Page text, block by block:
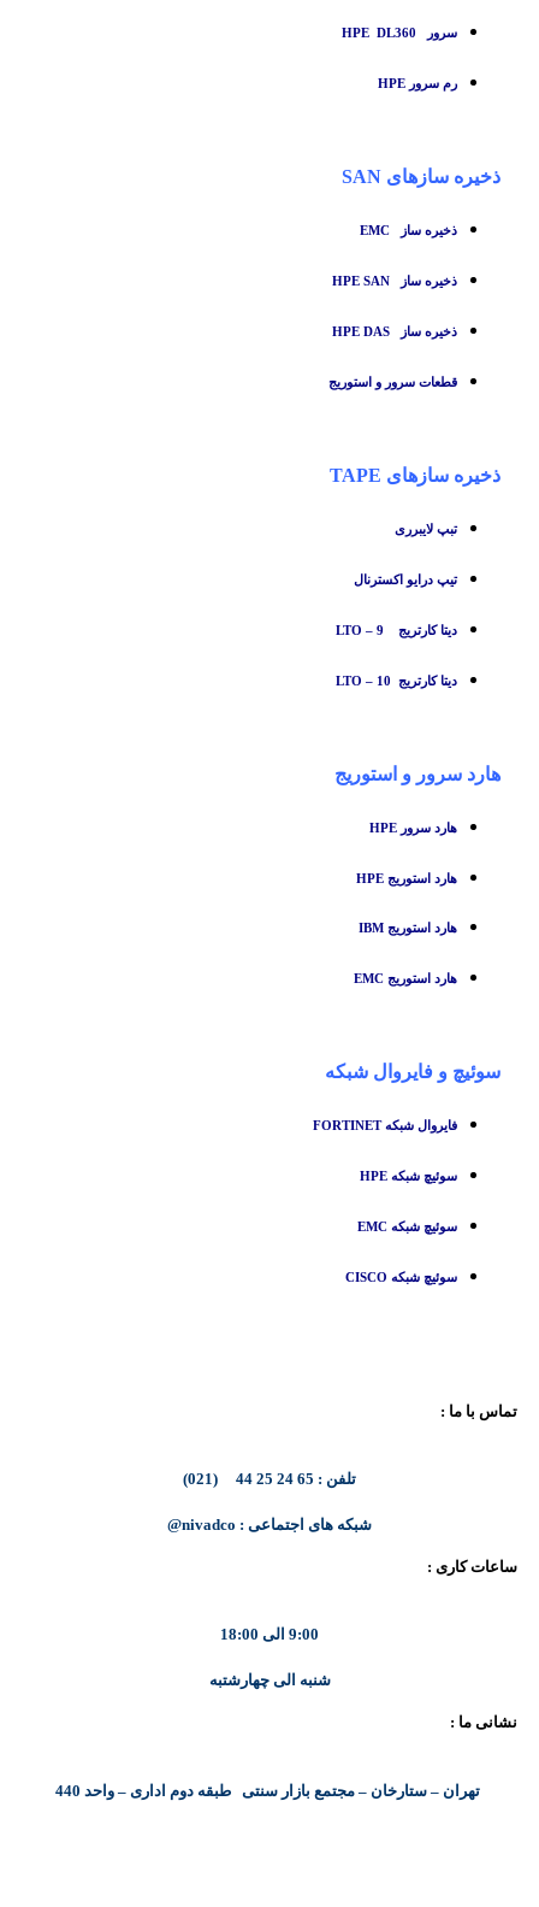
سرور HPE DL360
رم سرور HPE
ذخیره سازهای SAN
ذخیره ساز
ذخیره ساز HPE SAN
ذخیره ساز HPE DAS
قطعات سرور و استوریج
ذخیره سازهای TAPE
تبپ لایبرری
تیپ درایو اکسترنال
دیتا کارتریج LTO – 9
دیتا کارتریج LTO – 10
هارد سرور و استوریج
هارد سرور HPE
هارد استوریج HPE
هارد استوریج IBM
هارد استوریج EMC
سوئیچ و فایروال شبکه
فایروال شبکه FORTINET
سوئیچ شبکه HPE
سوئیچ شبکه EMC
سوئیچ شبکه CISCO
تماس با ما :
تلفن : 65 24 25 44 (021)
شبکه های اجتماعی : nivadco@
ساعات کاری :
9:00 الی 18:00
شنبه الی چهارشتبه
نشانی ما :
تهران – ستارخان – مجتمع بازار سنتی طبقه دوم اداری – واحد 440